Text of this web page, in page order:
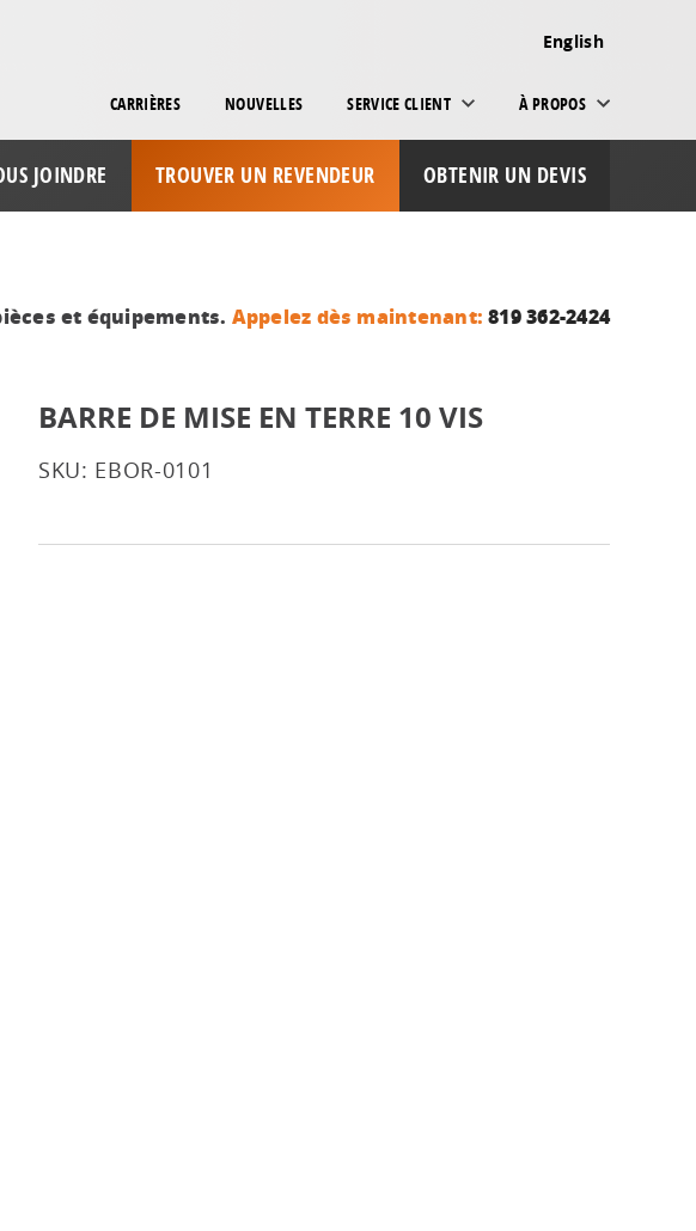
English
CARRIÈRES NOUVELLES SERVICE CLIENT À PROPOS
JOINDRE TROUVER UN REVENDEUR OBTENIR UN DEVIS
et équipements. Appelez dès maintenant: 819 362-2424
BARRE DE MISE EN TERRE 10 VIS
SKU: EBOR-0101